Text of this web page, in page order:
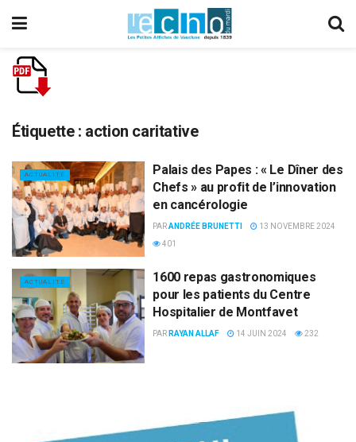
Étiquette : action caritative
ACTUALITÉ
Palais des Papes : « Le Dîner des
Chefs » au profit de l’innovation
en cancérologie
PARANDRÉE BRUNETTI
13 NOVEMBRE 2024
401
ACTUALITÉ
1600 repas gastronomiques
pour les patients du Centre
Hospitalier de Montfavet
PAR RAYAN ALLAF 14 JUIN 2024 232